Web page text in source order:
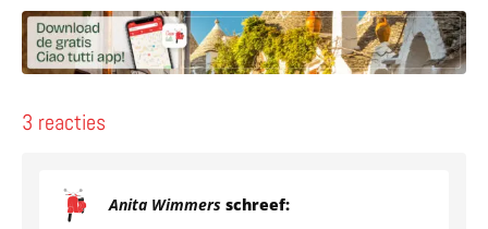
3 reacties
Anita Wimmers schreef: